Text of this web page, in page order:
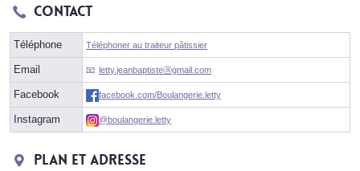
Contact
Téléphone Téléphoner au traiteur pâtissier
Email letty.jeanbaptisteⓐgmail.com
Facebook facebook.com/Boulangerie.letty
Instagram @boulangerie.letty
Plan et adresse